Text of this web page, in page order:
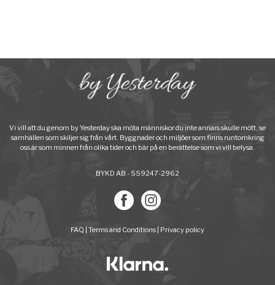
Vi vill att du genom by Yesterday ska möta människor du inte annars skulle mött, se
samhällen som skiljer sig från vårt. Byggnader och miljöer som finns runtomkring
oss är som minnen från olika tider och bär på en berättelse som vi vill belysa.
BYKD AB - 559247-2962
FAQ Terms and Conditions Privacy policy